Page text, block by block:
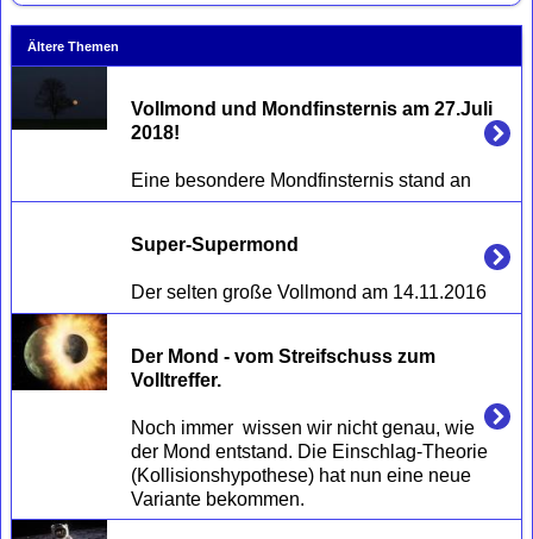
Ältere Themen
Vollmond und Mondfinsternis am 27.Juli
2018!
Super-Supermond
Der Mond - vom Streifschuss zum
Volltreffer.
Noch immer  wissen wir nicht genau, wie
der Mond entstand. Die Einschlag-Theorie
(Kollisionshypothese) hat nun eine neue